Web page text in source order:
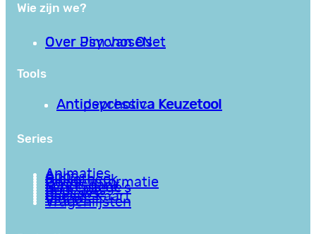
Wie zijn we?
Over PsychoseNet
Over Jim van Os
Tools
Antipsychotica Keuzetool
Antidepressiva Keuzetool
Series
Animaties
Apps
Bibliotheek
Goede informatie
Kennisbank
Mini college’s
Podcasts
Reviews
Sociale Kaart
Video’s
Vragenlijsten